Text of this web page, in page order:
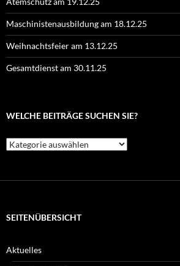
Maschinistenausbildung am 18.12.25
Weihnachtsfeier am 13.12.25
Gesamtdienst am 30.11.25
WELCHE BEITRÄGE SUCHEN SIE?
Welche
Beiträge
SEITENÜBERSICHT
Aktuelles